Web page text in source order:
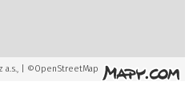
a.s., | ©OpenStreetMap